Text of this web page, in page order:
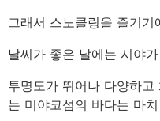
그래서 스노클링을 즐기
날씨가 좋은 날에는 시야
투명도가 뛰어나 다양하
는 미야코섬의 바다는 마